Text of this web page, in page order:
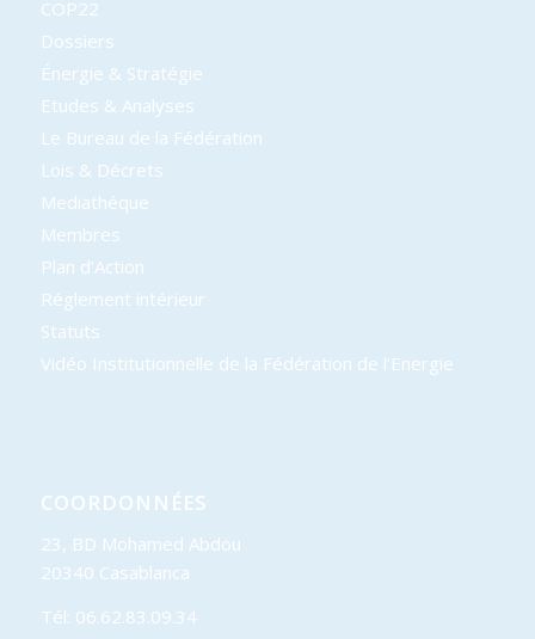
COP22
Dossiers
Énergie & Stratégie
Etudes & Analyses
Le Bureau de la Fédération
Lois & Décrets
Mediathéque
Membres
Plan d’Action
Réglement intérieur
Statuts
Vidéo Institutionnelle de la Fédération de l’Energie
COORDONNÉES
23, BD Mohamed Abdou
20340 Casablanca
Tél: 06.62.83.09.34